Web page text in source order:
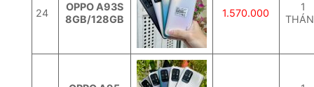
24
OPPO A93S
8GB/128GB
1.570.000
1